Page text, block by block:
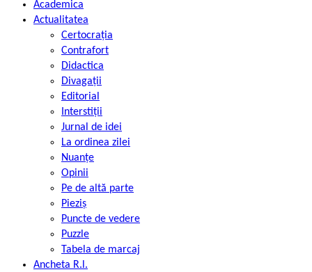
Academica
Actualitatea
Certocrația
Contrafort
Didactica
Divagații
Editorial
Interstiții
Jurnal de idei
La ordinea zilei
Nuanțe
Opinii
Pe de altă parte
Pieziș
Puncte de vedere
Puzzle
Tabela de marcaj
Ancheta R.l.